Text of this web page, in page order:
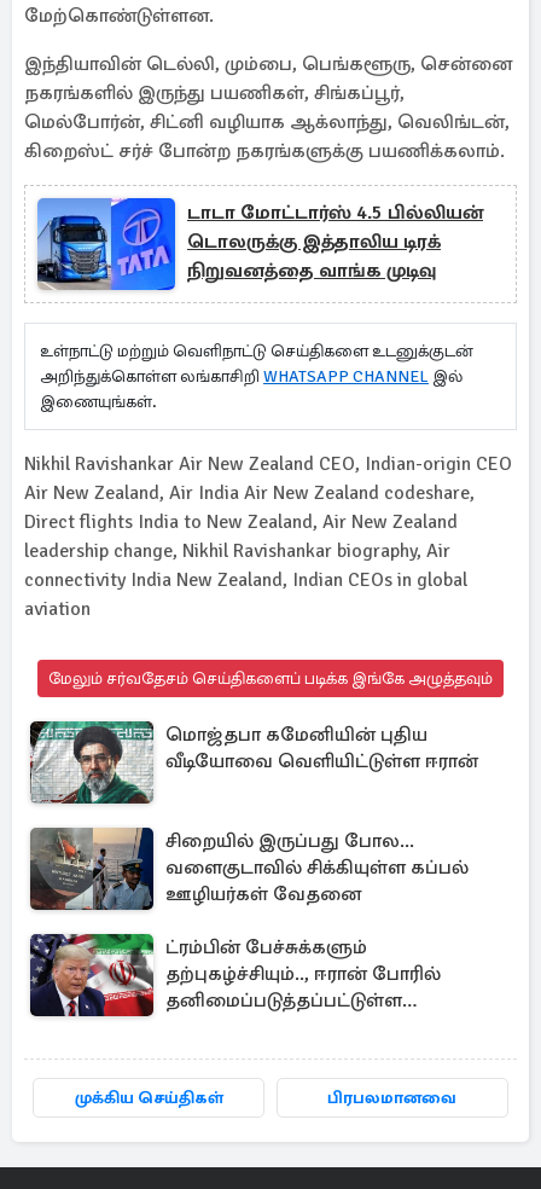
மேற்கொண்டுள்ளன.
இந்தியாவின் டெல்லி, மும்பை, பெங்களூரு, சென்னை
நகரங்களில் இருந்து பயணிகள், சிங்கப்பூர்,
மெல்போர்ன், சிட்னி வழியாக ஆக்லாந்து, வெலிங்டன்,
கிறைஸ்ட் சர்ச் போன்ற நகரங்களுக்கு பயணிக்கலாம்.
டாடா மோட்டார்ஸ் 4.5 பில்லியன்
டொலருக்கு இத்தாலிய டிரக்
நிறுவனத்தை வாங்க முடிவு
உள்நாட்டு மற்றும் வெளிநாட்டு செய்திகளை உடனுக்குடன்
அறிந்துக்கொள்ள லங்காசிறி WHATSAPP CHANNEL இல்
இணையுங்கள்.
Nikhil Ravishankar Air New Zealand CEO, Indian-origin CEO
Air New Zealand, Air India Air New Zealand codeshare,
Direct flights India to New Zealand, Air New Zealand
leadership change, Nikhil Ravishankar biography, Air
connectivity India New Zealand, Indian CEOs in global
aviation
மேலும் சர்வதேசம் செய்திகளைப் படிக்க இங்கே அழுத்தவும்
மொஜ்தபா கமேனியின் புதிய
வீடியோவை வெளியிட்டுள்ள ஈரான்
சிறையில் இருப்பது போல...
வளைகுடாவில் சிக்கியுள்ள கப்பல்
ஊழியர்கள் வேதனை
ட்ரம்பின் பேச்சுக்களும்
தற்புகழ்ச்சியும்.., ஈரான் போரில்
தனிமைப்படுத்தப்பட்டுள்ள
முக்கிய செய்திகள் பிரபலமானவை